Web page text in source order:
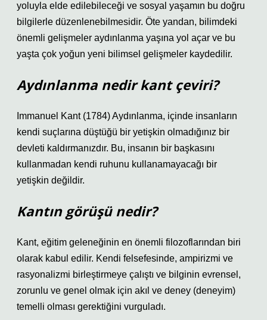
yoluyla elde edilebileceği ve sosyal yaşamın bu doğru
bilgilerle düzenlenebilmesidir. Öte yandan, bilimdeki
önemli gelişmeler aydınlanma yaşına yol açar ve bu
yaşta çok yoğun yeni bilimsel gelişmeler kaydedilir.
Aydınlanma nedir kant çeviri?
Immanuel Kant (1784) Aydınlanma, içinde insanların
kendi suçlarına düştüğü bir yetişkin olmadığınız bir
devleti kaldırmanızdır. Bu, insanın bir başkasını
kullanmadan kendi ruhunu kullanamayacağı bir
yetişkin değildir.
Kantın görüşü nedir?
Kant, eğitim geleneğinin en önemli filozoflarından biri
olarak kabul edilir. Kendi felsefesinde, ampirizmi ve
rasyonalizmi birleştirmeye çalıştı ve bilginin evrensel,
zorunlu ve genel olmak için akıl ve deney (deneyim)
temelli olması gerektiğini vurguladı.